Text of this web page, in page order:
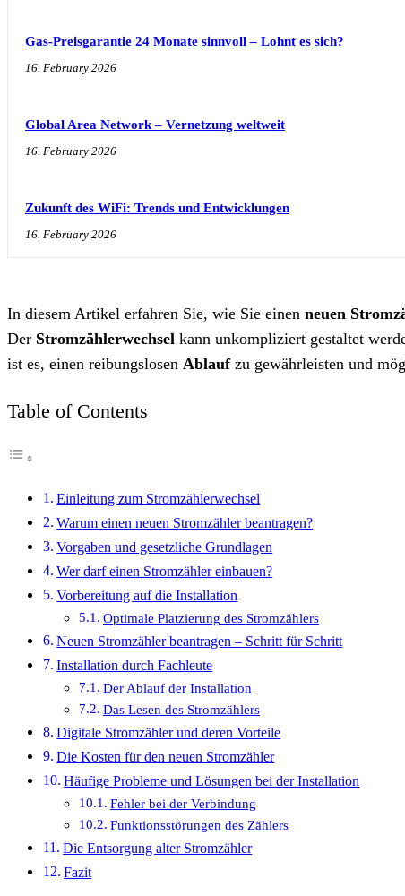
Gas-Preisgarantie 24 Monate sinnvoll – Lohnt es sich?
16. February 2026
Global Area Network – Vernetzung weltweit
16. February 2026
Zukunft des WiFi: Trends und Entwicklungen
16. February 2026
In diesem Artikel erfahren Sie, wie Sie einen neuen
Der Stromzählerwechsel kann unkompliziert gestaltet
ist es, einen reibungslosen Ablaufzu gewährleisten und
Table of Contents
Einleitung zum Stromzählerwechsel
Warum einen neuen Stromzähler beantragen?
Vorgaben und gesetzliche Grundlagen
Wer darf einen Stromzähler einbauen?
Vorbereitung auf die Installation
Optimale Platzierung des Stromzählers
Neuen Stromzähler beantragen – Schritt für Schritt
Installation durch Fachleute
Der Ablauf der Installation
Das Lesen des Stromzählers
Digitale Stromzähler und deren Vorteile
Die Kosten für den neuen Stromzähler
Häufige Probleme und Lösungen bei der Installation
Fehler bei der Verbindung
Funktionsstörungen des Zählers
Die Entsorgung alter Stromzähler
Fazit